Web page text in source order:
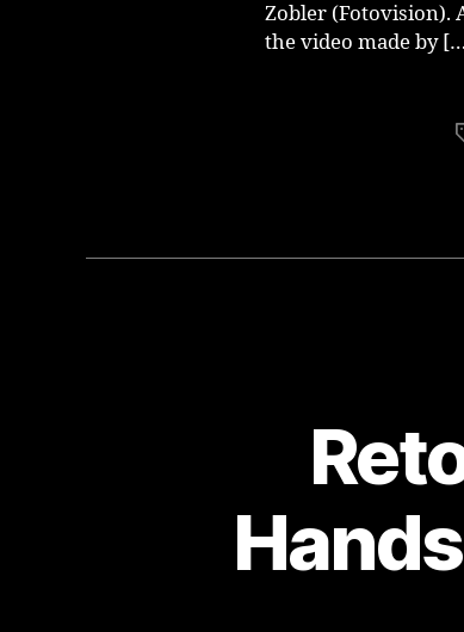
Zobler (Fotovision).
the video made by